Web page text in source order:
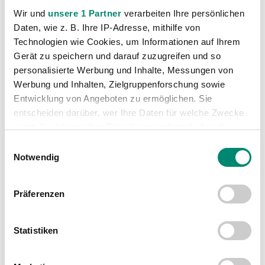
Wir und unsere 1 Partner verarbeiten Ihre persönlichen
Daten, wie z. B. Ihre IP-Adresse, mithilfe von
Technologien wie Cookies, um Informationen auf Ihrem
Gerät zu speichern und darauf zuzugreifen und so
personalisierte Werbung und Inhalte, Messungen von
Werbung und Inhalten, Zielgruppenforschung sowie
Entwicklung von Angeboten zu ermöglichen. Sie
entscheiden darüber, wer Ihre Daten für welche Zwecke
Trigger Symbol ändern oder widerrufen
Erfahren Sie mehr darüber, wie Ihre persönlichen Daten
verarbeitet werden, und legen Sie Ihre Präferenzen im
Wir verwenden Cookies, um Inhalte und Anzeigen zu
Notwendig
Präferenzen
Statistiken
Kategorien